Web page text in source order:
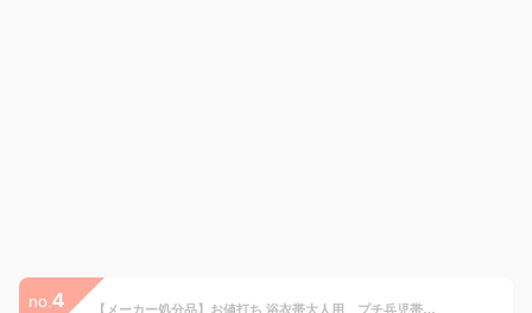
no. 4 【メーカー処分品】お値打ち 浴衣帯大人用 プチ兵児帯 ・ 帯飾りジュニア ・ 子供用 レース 兵児帯ゆかた用 飾り帯 水玉※兵児帯のみの販売です（ゆかた・半幅帯などは付きません）使い方は自由自在！胴に巻いて リボン結び だけでOK!!